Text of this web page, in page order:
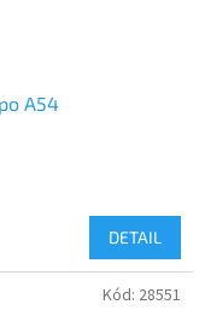
A54
DETAIL
Kód: 28551